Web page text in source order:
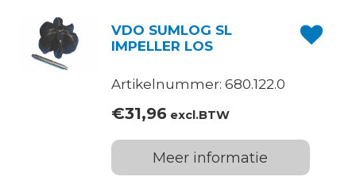
VDO SUMLOG SL
IMPELLER LOS
Artikelnummer: 680.122.0
€31,96excl.BTW
Meer informatie